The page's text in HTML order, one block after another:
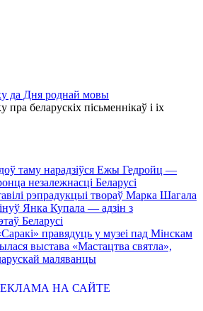
да Дня роднай мовы
беларускіх пісьменнікаў і іх
таму нарадзіўся Ежы Гедройц —
незалежнасці Беларусі
рэпрадукцыі твораў Марка Шагала
Янка Купала — адзін з
Беларусі
правядуць у музеі пад Мінскам
выстава «Мастацтва святла»,
маляванцы
НА САЙТЕ